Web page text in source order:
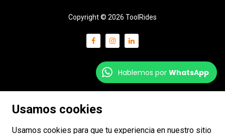
Copyright © 2026 ToolRides
Hablemos por WhatsApp
Usamos cookies
Usamos cookies para que tu experiencia en nuestro sitio